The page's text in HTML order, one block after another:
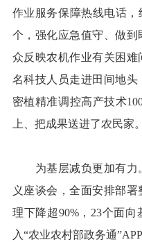
作业服务保障热线电话，
个，强化应急值守、做
众反映农机作业有关困
名科技人员走进田间地
密植精准调控高产技术
上、把成果送进了农民家。
为基层减负更加有力
义座谈会，全面安排部
理下降超90%，23个面
入“农业农村部政务通